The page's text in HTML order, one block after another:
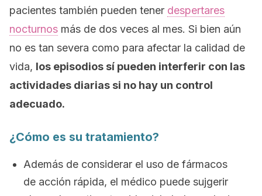
pacientes también pueden tener despertares
nocturnos más de dos veces al mes. Si bien aún
no es tan severa como para afectar la calidad de
vida, los episodios sí pueden interferir con las
actividades diarias si no hay un control
adecuado.
¿Cómo es su tratamiento?
Además de considerar el uso de fármacos
de acción rápida, el médico puede sujgerir